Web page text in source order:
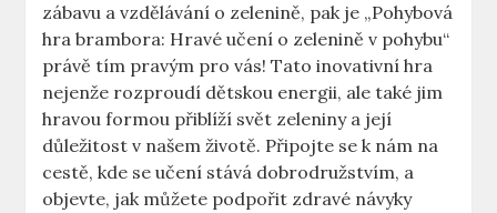
zábavu a vzdělávání o zelenině, pak je „Pohybová
hra brambora: Hravé učení o zelenině v pohybu“
právě tím pravým pro vás! Tato inovativní hra
nejenže rozproudí dětskou energii, ale také jim
hravou formou přiblíží svět zeleniny a její
důležitost v našem životě. Připojte se k nám na
cestě, kde se učení stává dobrodružstvím, a
objevte, jak můžete podpořit zdravé návyky